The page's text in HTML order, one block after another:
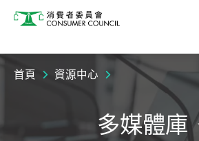
消費者委員會
首頁 資源中心
多媒體庫